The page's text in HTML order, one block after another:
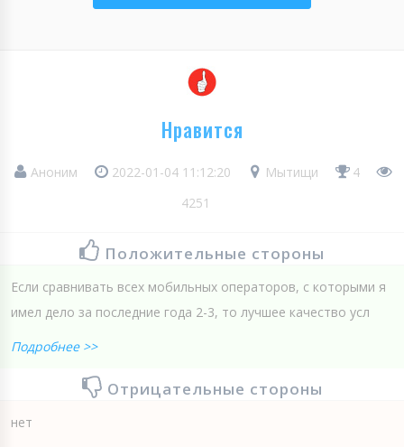
Нравится
Аноним 2022-01-04 11:12:20 Мытищи
4
4251
Положительные стороны
Если сравнивать всех мобильных операторов, с которыми я
имел дело за последние года 2-3, то лучшее качество усл
Подробнее >>
Отрицательные стороны
нет